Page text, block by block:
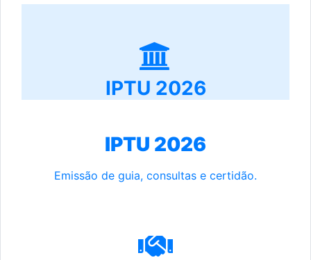
IPTU 2026
IPTU 2026
Emissão de guia, consultas e certidão.